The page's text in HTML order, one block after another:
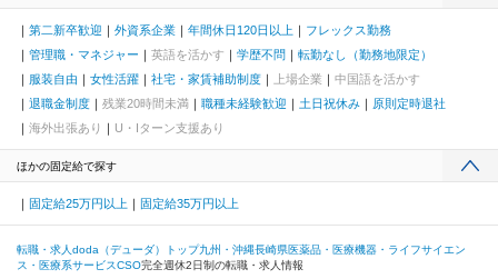
第二新卒歓迎 外資系企業 年間休日120日以上
フレックス勤務
管理職・マネジャー
英語を活かす 学歴不問
転勤なし（勤務地限定）
服装自由
女性活躍 社宅・家賃補助制度 上場企業
中国語を活かす
退職金制度
残業20時間未満 職種未経験歓迎 土日祝休み
原則定時退社
海外出張あり
U・Iターン支援あり
ほかの固定給で探す
固定給25万円以上 固定給35万円以上
転職・求人doda（デューダ）トップ九州・沖縄長崎県医薬品・医療機器・ライフサイエン
ス・医療系サービスCSO完全週休2日制の転職・求人情報